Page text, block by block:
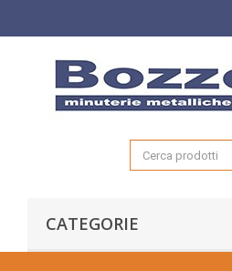
CATEGORIE